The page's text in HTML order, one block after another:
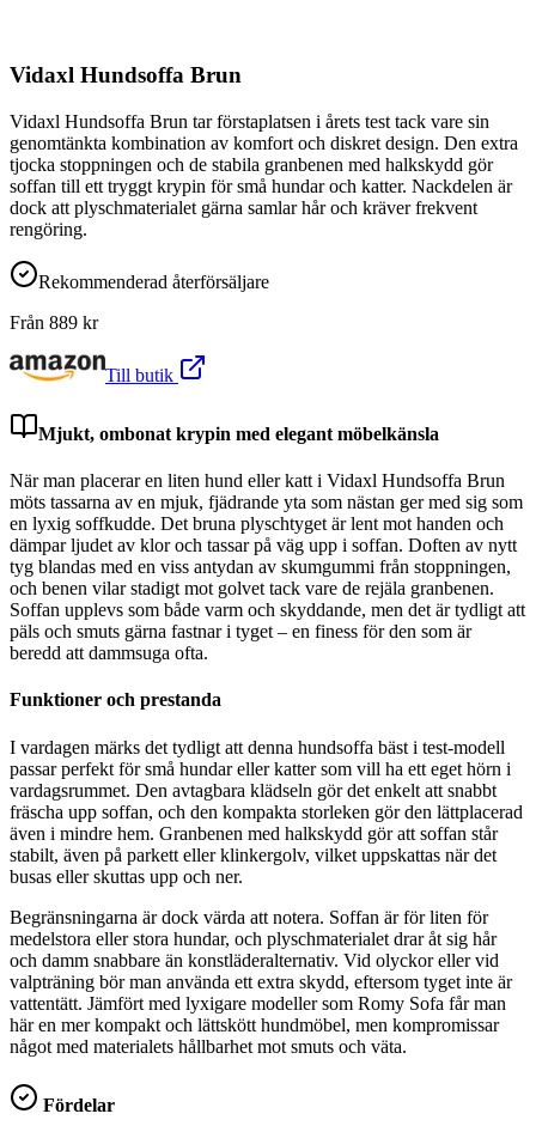
Vidaxl Hundsoffa Brun
Vidaxl Hundsoffa Brun tar förstaplatsen i årets test tack vare sin
genomtänkta kombination av komfort och diskret design. Den extra
tjocka stoppningen och de stabila granbenen med halkskydd gör
soffan till ett tryggt krypin för små hundar och katter. Nackdelen är
dock att plyschmaterialet gärna samlar hår och kräver frekvent
rengöring.
Rekommenderad återförsäljare
Från 889 kr
Till butik
Mjukt, ombonat krypin med elegant möbelkänsla
När man placerar en liten hund eller katt i Vidaxl Hundsoffa Brun
möts tassarna av en mjuk, fjädrande yta som nästan ger med sig som
en lyxig soffkudde. Det bruna plyschtyget är lent mot handen och
dämpar ljudet av klor och tassar på väg upp i soffan. Doften av nytt
tyg blandas med en viss antydan av skumgummi från stoppningen,
och benen vilar stadigt mot golvet tack vare de rejäla granbenen.
Soffan upplevs som både varm och skyddande, men det är tydligt att
päls och smuts gärna fastnar i tyget – en finess för den som är
beredd att dammsuga ofta.
Funktioner och prestanda
I vardagen märks det tydligt att denna hundsoffa bäst i test-modell
passar perfekt för små hundar eller katter som vill ha ett eget hörn i
vardagsrummet. Den avtagbara klädseln gör det enkelt att snabbt
fräscha upp soffan, och den kompakta storleken gör den lättplacerad
även i mindre hem. Granbenen med halkskydd gör att soffan står
stabilt, även på parkett eller klinkergolv, vilket uppskattas när det
busas eller skuttas upp och ner.
Begränsningarna är dock värda att notera. Soffan är för liten för
medelstora eller stora hundar, och plyschmaterialet drar åt sig hår
och damm snabbare än konstläderalternativ. Vid olyckor eller vid
valpträning bör man använda ett extra skydd, eftersom tyget inte är
vattentätt. Jämfört med lyxigare modeller som Romy Sofa får man
här en mer kompakt och lättskött hundmöbel, men kompromissar
något med materialets hållbarhet mot smuts och väta.
Fördelar